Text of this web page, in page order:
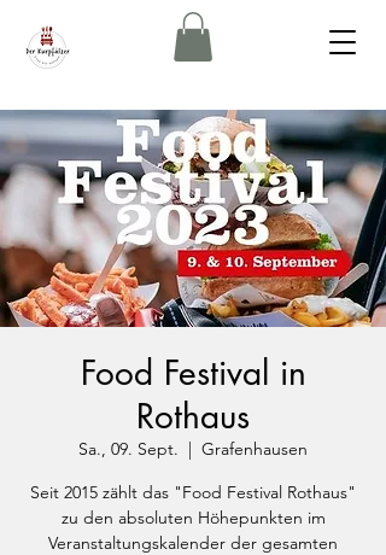
Food Festival in
Rothaus
Sa., 09. Sept.
  |
Grafenhausen
Seit 2015 zählt das "Food Festival Rothaus"
zu den absoluten Höhepunkten im
Veranstaltungskalender der gesamten